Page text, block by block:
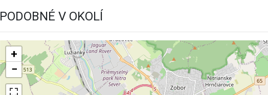
PODOBNÉ V OKOLÍ
+
−